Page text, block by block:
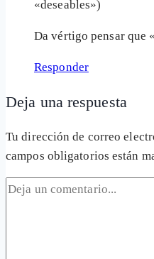
«deseables»)
Da vértigo pensar que
Responder
Deja una respuesta
Tu dirección de correo
campos obligatorios están